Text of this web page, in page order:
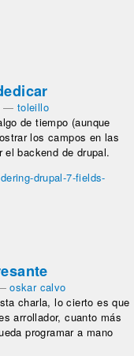
— toleillo
de tiempo (aunque
los campos en las
backend de drupal.
drupal-7-fields-
oskar calvo
charla, lo cierto es que
arrollador, cuanto más
programar a mano